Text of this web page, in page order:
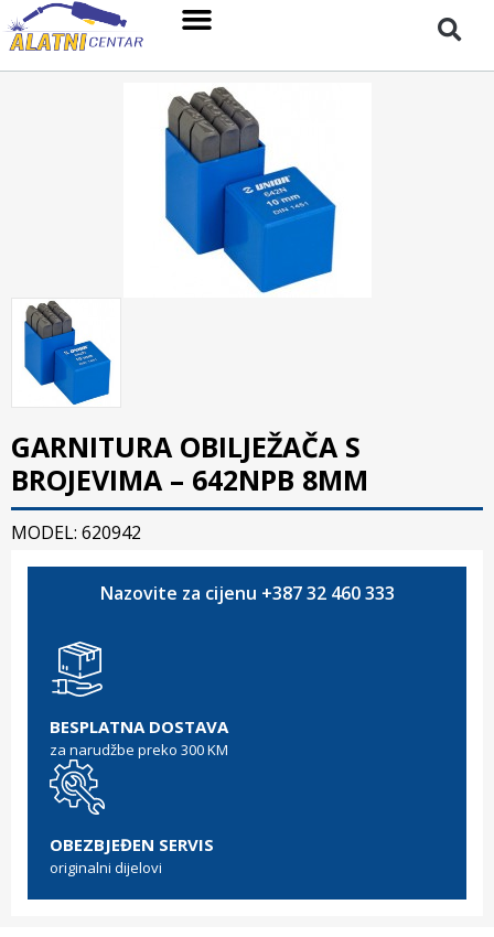
GARNITURA OBILJEŽAČA S
BROJEVIMA – 642NPB 8MM
MODEL: 620942
Nazovite za cijenu +387 32 460 333
BESPLATNA DOSTAVA
za narudžbe preko 300 KM
OBEZBJEĐEN SERVIS
originalni dijelovi